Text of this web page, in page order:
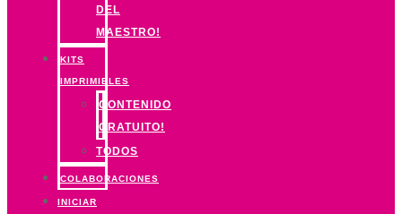
DEL
MAESTRO!
KITS
IMPRIMIBLES
CONTENIDO
GRATUITO!
TODOS
COLABORACIONES
INICIAR